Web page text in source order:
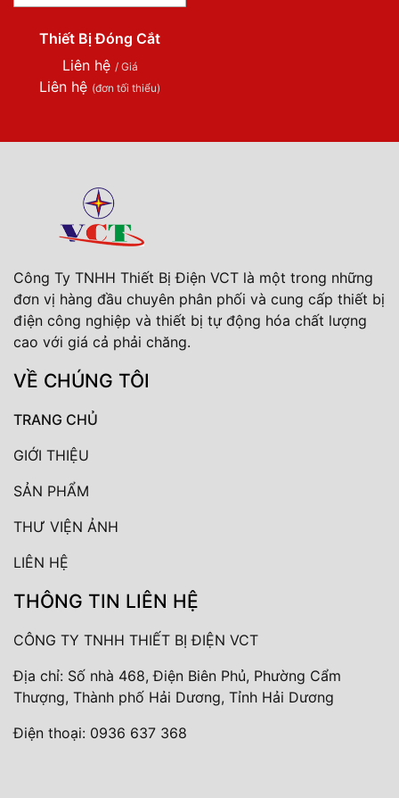
Thiết Bị Đóng Cắt
Liên hệ / Giá
Liên hệ (đơn tối thiểu)
Công Ty TNHH Thiết Bị Điện VCT là một trong những
đơn vị hàng đầu chuyên phân phối và cung cấp thiết bị
điện công nghiệp và thiết bị tự động hóa chất lượng
cao với giá cả phải chăng.
VỀ CHÚNG TÔI
TRANG CHỦ
GIỚI THIỆU
SẢN PHẨM
THƯ VIỆN ẢNH
LIÊN HỆ
THÔNG TIN LIÊN HỆ
CÔNG TY TNHH THIẾT BỊ ĐIỆN VCT
Địa chỉ: Số nhà 468, Điện Biên Phủ, Phường Cẩm
Thượng, Thành phố Hải Dương, Tỉnh Hải Dương
Điện thoại: 0936 637 368